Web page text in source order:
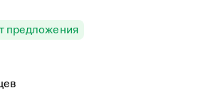
предложения